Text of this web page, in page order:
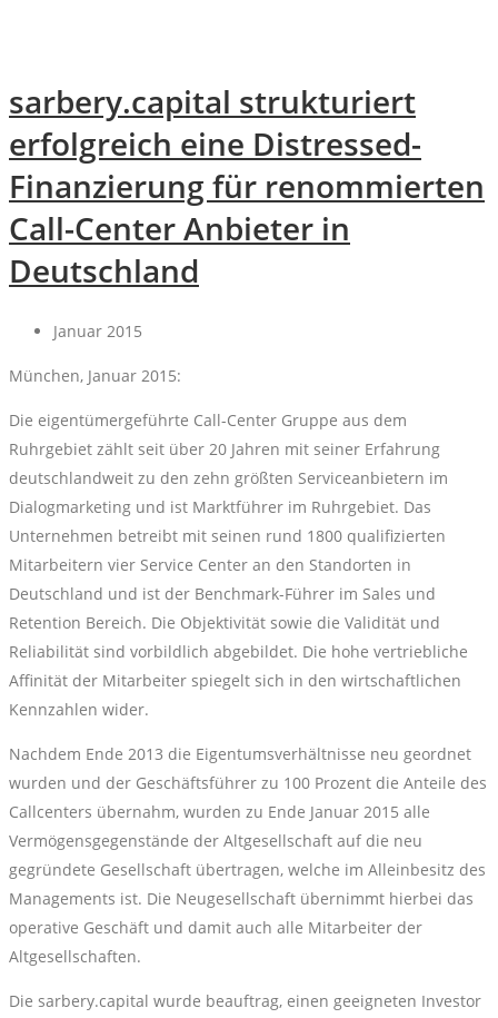
sarbery.capital strukturiert
erfolgreich eine Distressed-
Finanzierung für renommierten
Call-Center Anbieter in
Deutschland
Januar 2015
München, Januar 2015:
Die eigentümergeführte Call-Center Gruppe aus dem
Ruhrgebiet zählt seit über 20 Jahren mit seiner Erfahrung
deutschlandweit zu den zehn größten Serviceanbietern im
Dialogmarketing und ist Marktführer im Ruhrgebiet. Das
Unternehmen betreibt mit seinen rund 1800 qualifizierten
Mitarbeitern vier Service Center an den Standorten in
Deutschland und ist der Benchmark-Führer im Sales und
Retention Bereich. Die Objektivität sowie die Validität und
Reliabilität sind vorbildlich abgebildet. Die hohe vertriebliche
Affinität der Mitarbeiter spiegelt sich in den wirtschaftlichen
Kennzahlen wider.
Nachdem Ende 2013 die Eigentumsverhältnisse neu geordnet
wurden und der Geschäftsführer zu 100 Prozent die Anteile des
Callcenters übernahm, wurden zu Ende Januar 2015 alle
Vermögensgegenstände der Altgesellschaft auf die neu
gegründete Gesellschaft übertragen, welche im Alleinbesitz des
Managements ist. Die Neugesellschaft übernimmt hierbei das
operative Geschäft und damit auch alle Mitarbeiter der
Altgesellschaften.
Die sarbery.capital wurde beauftrag, einen geeigneten Investor